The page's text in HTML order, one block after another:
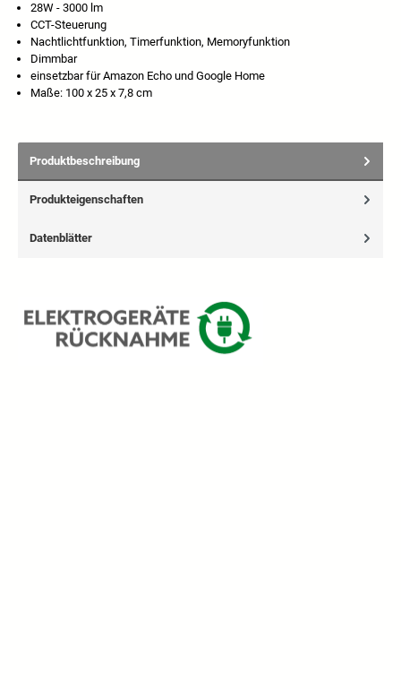
28W - 3000 lm
CCT-Steuerung
Nachtlichtfunktion, Timerfunktion, Memoryfunktion
Dimmbar
einsetzbar für Amazon Echo und Google Home
Maße: 100 x 25 x 7,8 cm
Produktbeschreibung
Produkteigenschaften
Datenblätter